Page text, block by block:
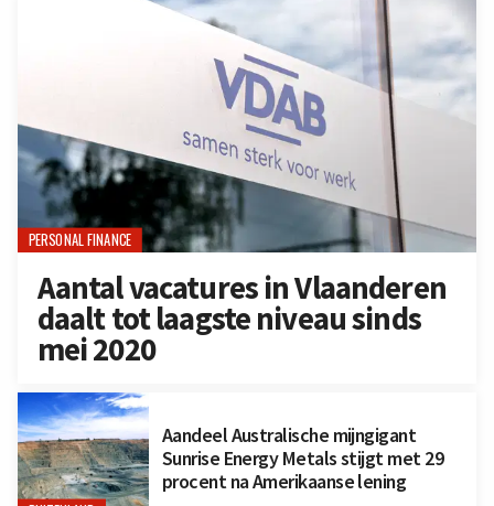
PERSONAL FINANCE
Aantal vacatures in Vlaanderen
daalt tot laagste niveau sinds
mei 2020
Aandeel Australische mijngigant
Sunrise Energy Metals stijgt met 29
procent na Amerikaanse lening